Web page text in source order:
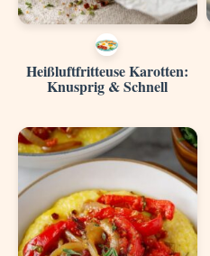
Heißluftfritteuse Karotten:
Knusprig & Schnell